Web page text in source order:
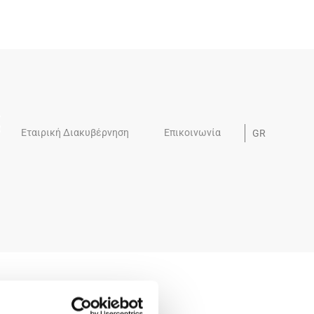
Εταιρική Διακυβέρνηση Επικοινωνία GR